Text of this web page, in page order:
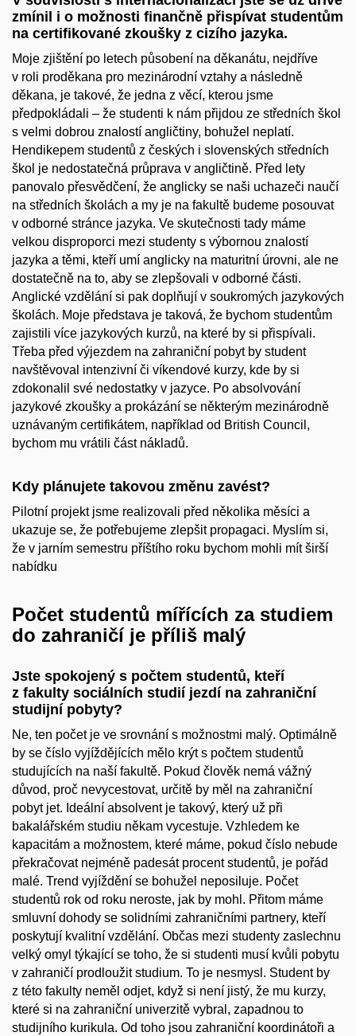
zmínil i o možnosti finančně přispívat studentům
na certifikované zkoušky z cizího jazyka.
Moje zjištění po letech působení na děkanátu, nejdříve
v roli proděkana pro mezinárodní vztahy a následně
děkana, je takové, že jedna z věcí, kterou jsme
předpokládali – že studenti k nám přijdou ze středních škol
s velmi dobrou znalostí angličtiny, bohužel neplatí.
Hendikepem studentů z českých i slovenských středních
škol je nedostatečná průprava v angličtině. Před lety
panovalo přesvědčení, že anglicky se naši uchazeči naučí
na středních školách a my je na fakultě budeme posouvat
v odborné stránce jazyka. Ve skutečnosti tady máme
velkou disproporci mezi studenty s výbornou znalostí
jazyka a těmi, kteří umí anglicky na maturitní úrovni, ale ne
dostatečně na to, aby se zlepšovali v odborné části.
Anglické vzdělání si pak doplňují v soukromých jazykových
školách. Moje představa je taková, že bychom studentům
zajistili více jazykových kurzů, na které by si přispívali.
Třeba před výjezdem na zahraniční pobyt by student
navštěvoval intenzivní či víkendové kurzy, kde by si
zdokonalil své nedostatky v jazyce. Po absolvování
jazykové zkoušky a prokázání se některým mezinárodně
uznávaným certifikátem, například od British Council,
bychom mu vrátili část nákladů.
Kdy plánujete takovou změnu zavést?
Pilotní projekt jsme realizovali před několika měsíci a
ukazuje se, že potřebujeme zlepšit propagaci. Myslím si,
že v jarním semestru příštího roku bychom mohli mít širší
nabídku
Počet studentů mířících za studiem
do zahraničí je příliš malý
Jste spokojený s počtem studentů, kteří
z fakulty sociálních studií jezdí na zahraniční
studijní pobyty?
Ne, ten počet je ve srovnání s možnostmi malý. Optimálně
by se číslo vyjíždějících mělo krýt s počtem studentů
studujících na naší fakultě. Pokud člověk nemá vážný
důvod, proč nevycestovat, určitě by měl na zahraniční
pobyt jet. Ideální absolvent je takový, který už při
bakalářském studiu někam vycestuje. Vzhledem ke
kapacitám a možnostem, které máme, pokud číslo nebude
překračovat nejméně padesát procent studentů, je pořád
malé. Trend vyjíždění se bohužel neposiluje. Počet
studentů rok od roku neroste, jak by mohl. Přitom máme
smluvní dohody se solidními zahraničními partnery, kteří
poskytují kvalitní vzdělání. Občas mezi studenty zaslechnu
velký omyl týkající se toho, že si studenti musí kvůli pobytu
v zahraničí prodloužit studium. To je nesmysl. Student by
z této fakulty neměl odjet, když si není jistý, že mu kurzy,
které si na zahraniční univerzitě vybral, zapadnou to
studijního kurikula. Od toho jsou zahraniční koordinátoři a